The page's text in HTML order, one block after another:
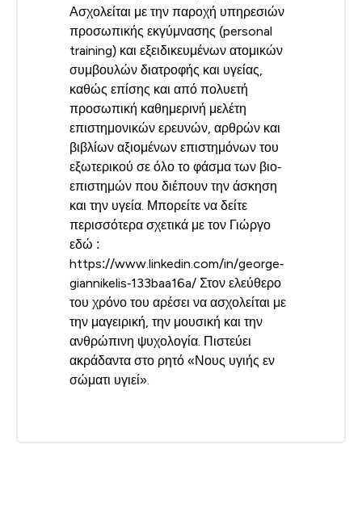
Ασχολείται με την παροχή υπηρεσιών
προσωπικής εκγύμνασης (personal
training) και εξειδικευμένων ατομικών
συμβουλών διατροφής και υγείας,
καθώς επίσης και από πολυετή
προσωπική καθημερινή μελέτη
επιστημονικών ερευνών, αρθρών και
βιβλίων αξιομένων επιστημόνων του
εξωτερικού σε όλο το φάσμα των βιο‐
επιστημών που διέπουν την άσκηση
και την υγεία. Μπορείτε να δείτε
περισσότερα σχετικά με τον Γιώργο
εδώ :
https://www.linkedin.com/in/george‐
giannikelis‐133baa16a/ Στον ελεύθερο
του χρόνο του αρέσει να ασχολείται με
την μαγειρική, την μουσική και την
ανθρώπινη ψυχολογία. Πιστεύει
ακράδαντα στο ρητό «Νους υγιής εν
σώματι υγιεί».